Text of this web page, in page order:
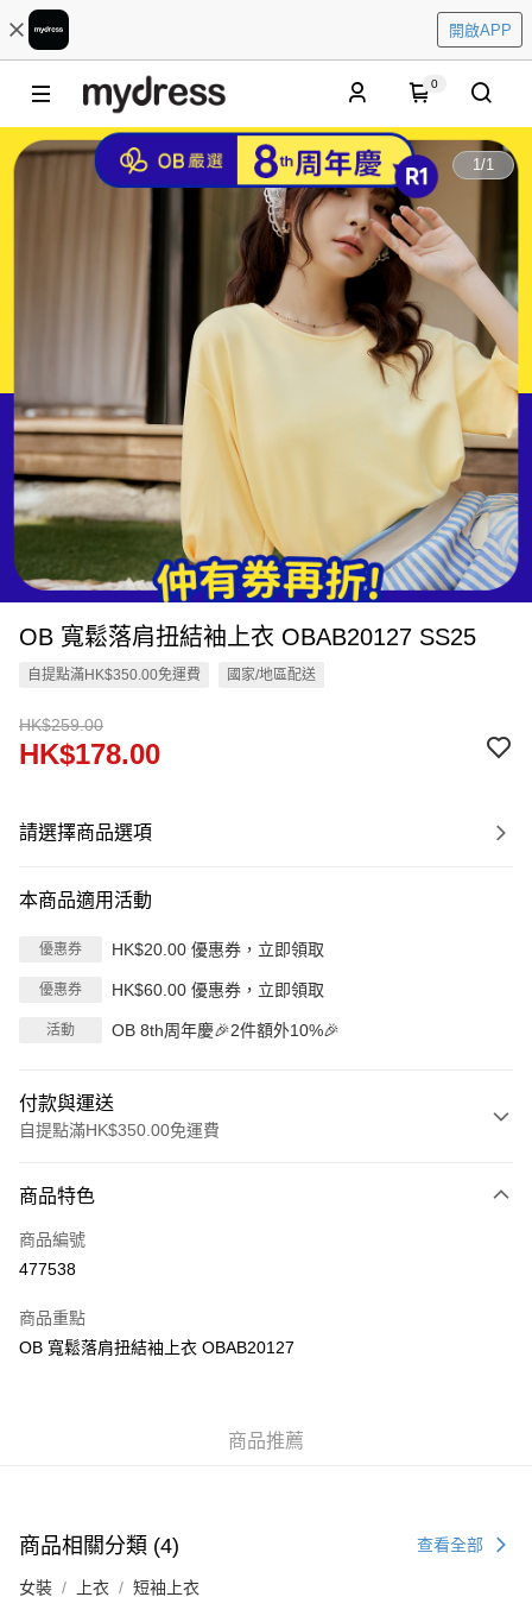
開啟APP
0
1/1
OB 寬鬆落肩扭結袖上衣 OBAB20127 SS25
自提點滿HK$350.00免運費 國家/地區配送
HK$259.00
HK$178.00
請選擇商品選項
本商品適用活動
優惠券 HK$20.00 優惠券，立即領取
優惠券 HK$60.00 優惠券，立即領取
活動 OB 8th周年慶🎉2件額外10%🎉
付款與運送
自提點滿HK$350.00免運費
信用卡
Apple Pay
PayMe
付款後順豐站及營業點
每筆HK$40.00，滿HK$350.00或以上免運費
商品特色
商品編號
477538
商品重點
OB 寬鬆落肩扭結袖上衣 OBAB20127
商品推薦
商品相關分類 (4) 查看全部
女裝 上衣 短袖上衣